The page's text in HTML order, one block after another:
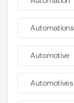
Automations
Automotive
Automotives